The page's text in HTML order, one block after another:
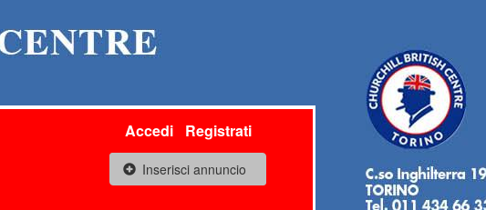
Accedi Registrati
Inserisci annuncio